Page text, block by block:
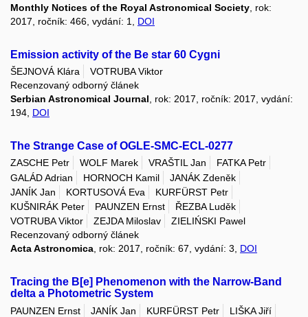
Monthly Notices of the Royal Astronomical Society , rok:
2017, ročník: 466, vydání: 1, DOI
Emission activity of the Be star 60 Cygni
ŠEJNOVÁ Klára
VOTRUBA Viktor
Recenzovaný odborný článek
Serbian Astronomical Journal , rok: 2017, ročník: 2017, vydání:
194, DOI
The Strange Case of OGLE-SMC-ECL-0277
ZASCHE Petr WOLF Marek VRAŠTIL Jan
FATKA Petr
GALÁD Adrian
HORNOCH Kamil
JANÁK Zdeněk
JANÍK Jan
KORTUSOVÁ Eva
KURFÜRST Petr
KUŠNIRÁK Peter
PAUNZEN Ernst
ŘEZBA Luděk
VOTRUBA Viktor
ZEJDA Miloslav
ZIELIŃSKI Pawel
Recenzovaný odborný článek
Acta Astronomica, rok: 2017, ročník: 67, vydání: 3, DOI
Tracing the B[e] Phenomenon with the Narrow-Band
delta a Photometric System
PAUNZEN Ernst JANÍK Jan KURFÜRST Petr
LIŠKA Jiří